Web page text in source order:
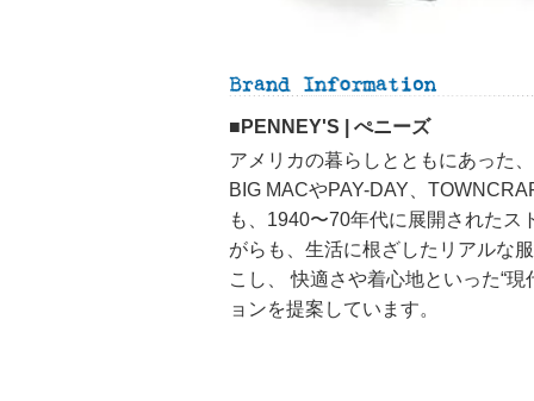
■PENNEY'S | ぺニーズ
アメリカの暮らしとともにあった
BIG MACやPAY-DAY、
も、1940〜70年代に展開された
がらも、生活に根ざしたリアルな
こし、 快適さや着心地といった“
ョンを提案しています。